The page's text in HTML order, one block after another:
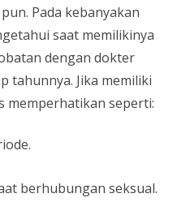
Pada kebanyakan
saat memilikinya
dengan dokter
tahunnya. Jika memiliki
memperhatikan seperti:
berhubungan seksual.